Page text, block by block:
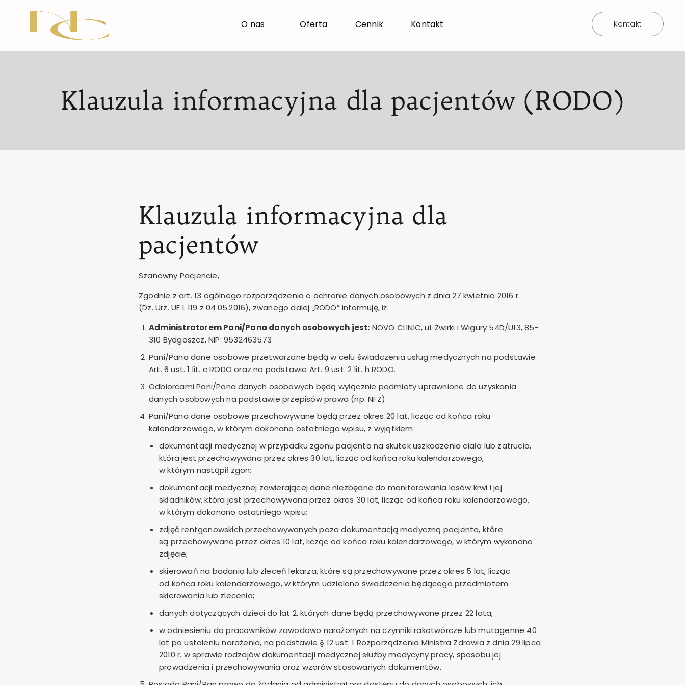
O nas Oferta Cennik Kontakt Kontakt
Klauzula informacyjna dla pacjentów (RODO)
Klauzula informacyjna dla
pacjentów
Szanowny Pacjencie,
Zgodnie z art. 13 ogólnego rozporządzenia o ochronie danych osobowych z dnia 27 kwietnia 2016 r.
(Dz. Urz. UE L 119 z 04.05.2016), zwanego dalej „RODO” informuję, iż:
Administratorem Pani/Pana danych osobowych jest: NOVO CLINIC, ul. Żwirki i Wigury 54D/U13, 85-
310 Bydgoszcz, NIP: 9532463573
Pani/Pana dane osobowe przetwarzane będą w celu świadczenia usług medycznych na podstawie
Art. 6 ust. 1 lit. c RODO oraz na podstawie Art. 9 ust. 2 lit. h RODO.
Odbiorcami Pani/Pana danych osobowych będą wyłącznie podmioty uprawnione do uzyskania
danych osobowych na podstawie przepisów prawa (np. NFZ).
Pani/Pana dane osobowe przechowywane będą przez okres 20 lat, licząc od końca roku
kalendarzowego, w którym dokonano ostatniego wpisu, z wyjątkiem:
dokumentacji medycznej w przypadku zgonu pacjenta na skutek uszkodzenia ciała lub zatrucia,
która jest przechowywana przez okres 30 lat, licząc od końca roku kalendarzowego,
w którym nastąpił zgon;
dokumentacji medycznej zawierającej dane niezbędne do monitorowania losów krwi i jej
składników, która jest przechowywana przez okres 30 lat, licząc od końca roku kalendarzowego,
w którym dokonano ostatniego wpisu;
zdjęć rentgenowskich przechowywanych poza dokumentacją medyczną pacjenta, które
są przechowywane przez okres 10 lat, licząc od końca roku kalendarzowego, w którym wykonano
zdjęcie;
skierowań na badania lub zleceń lekarza, które są przechowywane przez okres 5 lat, licząc
od końca roku kalendarzowego, w którym udzielono świadczenia będącego przedmiotem
skierowania lub zlecenia;
danych dotyczących dzieci do lat 2, których dane będą przechowywane przez 22 lata;
w odniesieniu do pracowników zawodowo narażonych na czynniki rakotwórcze lub mutagenne 40
lat po ustaleniu narażenia, na podstawie § 12 ust. 1 Rozporządzenia Ministra Zdrowia z dnia 29 lipca
2010 r. w sprawie rodzajów dokumentacji medycznej służby medycyny pracy, sposobu jej
prowadzenia i przechowywania oraz wzorów stosowanych dokumentów.